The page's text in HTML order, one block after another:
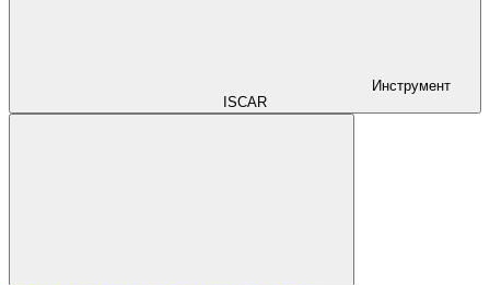
Инструмент
ISCAR